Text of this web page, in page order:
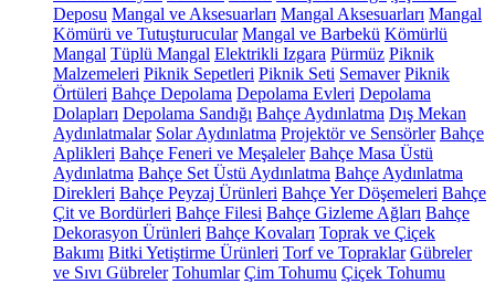
Deposu Mangal ve Aksesuarları Mangal Aksesuarları Mangal
Kömürü ve Tutuşturucular Mangal ve Barbekü Kömürlü
Mangal Tüplü Mangal Elektrikli Izgara Pürmüz Piknik
Malzemeleri Piknik Sepetleri Piknik Seti Semaver Piknik
Örtüleri Bahçe Depolama Depolama Evleri Depolama
Dolapları Depolama Sandığı Bahçe Aydınlatma Dış Mekan
Aydınlatmalar Solar Aydınlatma Projektör ve Sensörler Bahçe
Aplikleri Bahçe Feneri ve Meşaleler Bahçe Masa Üstü
Aydınlatma Bahçe Set Üstü Aydınlatma Bahçe Aydınlatma
Direkleri Bahçe Peyzaj Ürünleri Bahçe Yer Döşemeleri Bahçe
Çit ve Bordürleri Bahçe Filesi Bahçe Gizleme Ağları Bahçe
Dekorasyon Ürünleri Bahçe Kovaları Toprak ve Çiçek
Bakımı Bitki Yetiştirme Ürünleri Torf ve Topraklar Gübreler
ve Sıvı Gübreler Tohumlar Çim Tohumu Çiçek Tohumu